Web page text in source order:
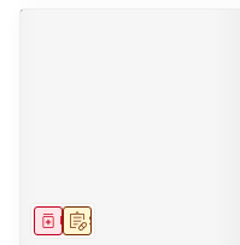
Sur prescription
Médicament